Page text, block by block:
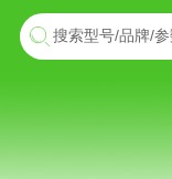
搜索型号/品牌/